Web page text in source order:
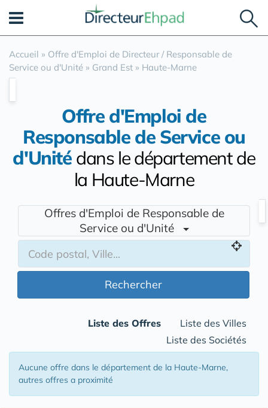
Accueil » Offre d'Emploi de Directeur / Responsable de
Service ou d'Unité » Grand Est » Haute-Marne
Offre d'Emploi de
Responsable de Service ou
d'Unité dans le département de
la Haute-Marne
Offres d'Emploi de Responsable de
Service ou d'Unité
Rechercher
Liste des Offres
Liste des Villes
Liste des Sociétés
Aucune offre dans le département de la Haute-Marne,
autres offres a proximité
Panneau de gestion des cookies